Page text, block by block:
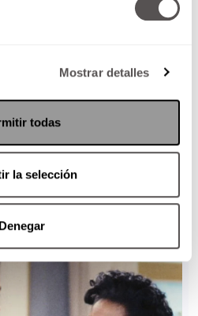
Mostrar detalles
todas
la selección
Denegar